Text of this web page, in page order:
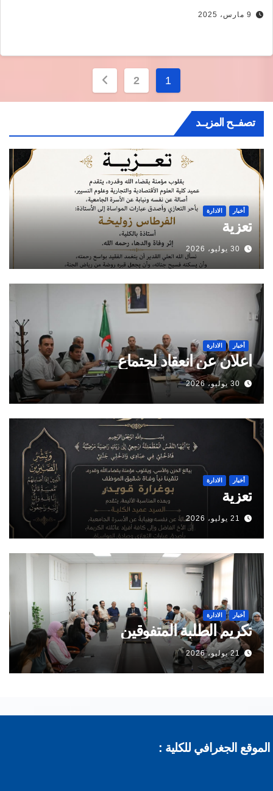
9 مارس، 2025
تصفّح
المقالات
تصفــح المزيــد
أخبار الادارة
تعزية
30 يوليو، 2026
أخبار الادارة
اعلان عن انعقاد لجتماع
30 يوليو، 2026
أخبار الادارة
تعزية
21 يوليو، 2026
أخبار الادارة
تكريم الطلبة المتفوقين
21 يوليو، 2026
الجغرافي للكلية :